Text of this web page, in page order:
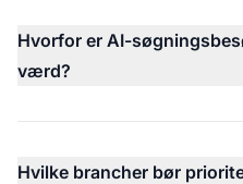
Hvorfor er AI-
værd?
Hvilke brancher bør